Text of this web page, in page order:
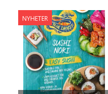
NYHETER